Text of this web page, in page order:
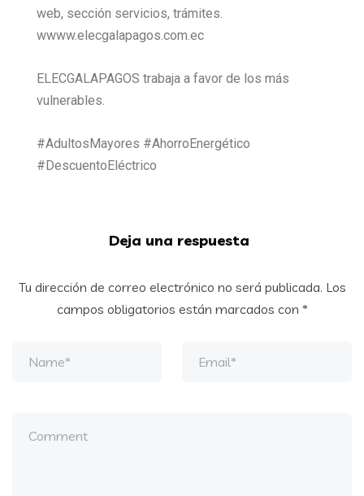
web, sección servicios, trámites.
wwww.elecgalapagos.com.ec
ELECGALAPAGOS trabaja a favor de los más
vulnerables.
#AdultosMayores #AhorroEnergético
#DescuentoEléctrico
Deja una respuesta
Tu dirección de correo electrónico no será publicada. Los
campos obligatorios están marcados con *